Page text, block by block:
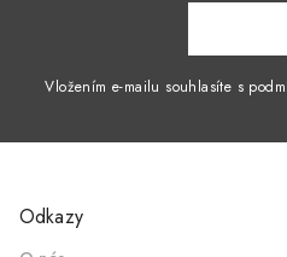
Vložením e-mailu souhlasíte s
Odkazy